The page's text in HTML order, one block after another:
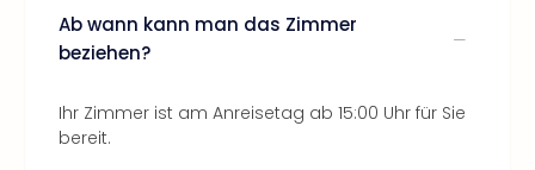
Ab wann kann man das Zimmer
beziehen?
Ihr Zimmer ist am Anreisetag ab 15:00 Uhr für Sie
bereit.